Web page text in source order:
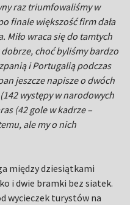
raz triumfowaliśmy w
finale większość firm dała
Miło wraca się do tamtych
choć byliśmy bardzo
i Portugalią podczas
jeszcze napisze o dwóch
występy w narodowych
(42 gole w kadrze –
ale my o nich
między dziesiątkami
i dwie bramki bez siatek.
wycieczek turystów na